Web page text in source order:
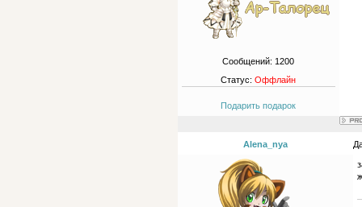
Сообщений: 1200
Статус:Оффлайн
Подарить подарок
Alena_nya